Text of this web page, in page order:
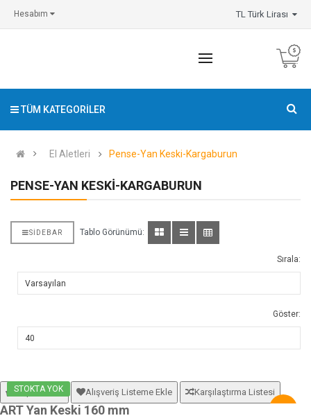
Hesabım
TÜM KATEGORILER
El Aletleri Pense-Yan Keski-Kargaburun
PENSE-YAN KESKI-KARGABURUN
SIDEBAR Tablo Görünümü:
Sırala:
Göster:
STOKTA YOK
Sepete Ekle Alışveriş Listeme Ekle Karşılaştırma Listesi
ART Yan Keski 160 mm